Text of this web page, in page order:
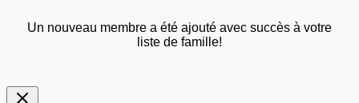
Un nouveau membre a été ajouté avec succès à votre
liste de famille!